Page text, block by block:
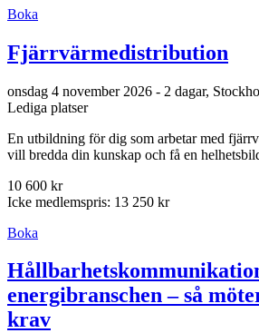
Boka
Fjärrvärmedistribution
onsdag 4 november 2026 - 2 dagar,
Lediga platser
En utbildning för dig som arbetar med
vill bredda din kunskap och få en
10 600 kr
Icke medlemspris: 13 250 kr
Boka
energibranschen – så
krav